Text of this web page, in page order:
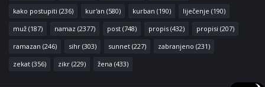
kako postupiti (236) kur'an (580) kurban (190) liječenje (190)
muž (187) namaz (2377) post (748) propis (432) propisi (207)
ramazan (246) sihr (303) sunnet (227) zabranjeno (231)
zekat (356) zikr (229) žena (433)